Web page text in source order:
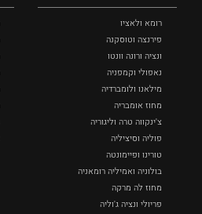
רומא ולאציו
פירנצה וטוסקנה ‏
ונציה ורונה וונטו
נאפולי‏ וקמפניה
מילאנו ולומברדיה
מחוז אומבריה
צ'ינקווה טרה וליגוריה
פוליה וסיציליה ‏
טורינו ופיימונטה
בולוניה ואמיליה רומאניה
מחוז לה מרקה
פריולי ונציה ג'וליה